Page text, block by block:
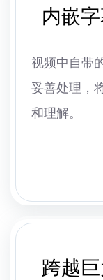
内嵌
视频中自带
妥善处理，
和理解。
跨越